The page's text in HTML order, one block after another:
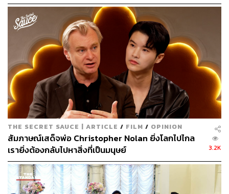
พิสูจน์อักษร: ลักษณ์นารา พักตร์เพียงจันทร์
TAGS: ภาพยนตร์ เทศกาลคริสต์มาส
Christmas
A Gift from Bob
191
THE SECRET SAUCE | ARTICLE / FILM / OPINION
สัมภาษณ์เสด็จพ่อ Christopher Nolan ยิ่งโลกไปไกล
เรายิ่งต้องกลับไปหาสิ่งที่เป็นมนุษย์
3.2K